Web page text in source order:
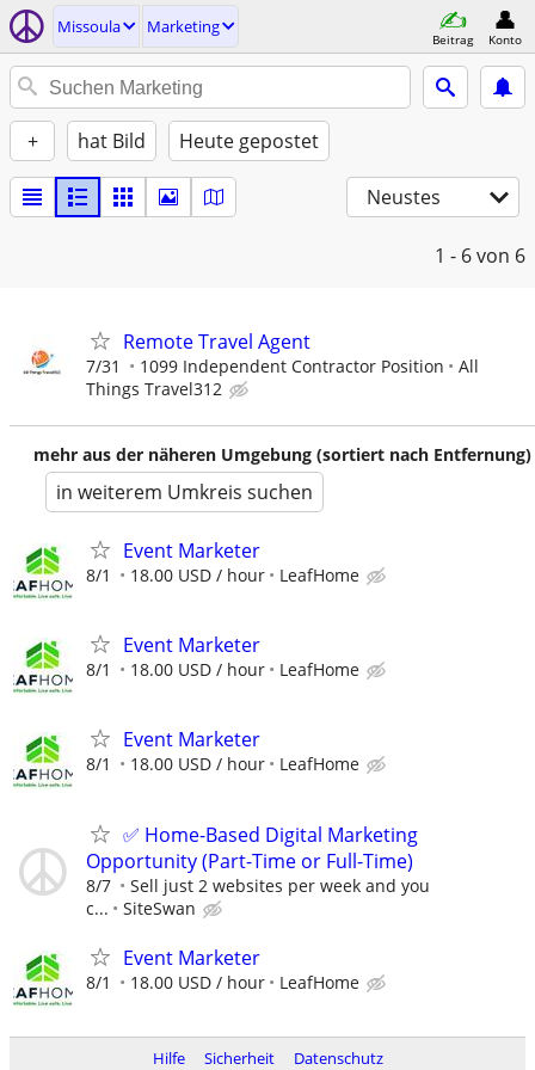
Missoula Marketing
Beitrag Konto
+ hat Bild Heute gepostet
Neustes
1 - 6von 6
Remote Travel Agent
7/31 1099 Independent Contractor Position
All
Things Travel312
mehr aus der näheren Umgebung (sortiert nach Entfernung)
in weiterem Umkreis suchen
Event Marketer
8/1 18.00 USD / hour LeafHome
Event Marketer
8/1 18.00 USD / hour LeafHome
Event Marketer
8/1 18.00 USD / hour LeafHome
✅ Home-Based Digital Marketing
Opportunity (Part-Time or Full-Time)
8/7
Sell just 2 websites per week and you
c...
SiteSwan
Event Marketer
8/1 18.00 USD / hour LeafHome
Hilfe Sicherheit Datenschutz